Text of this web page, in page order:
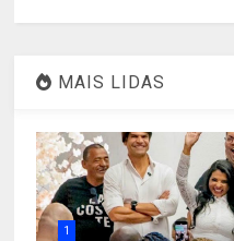
MAIS LIDAS
1